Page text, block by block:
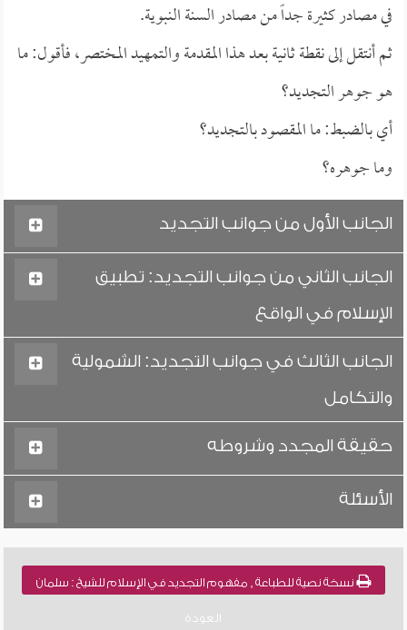
في مصادر كثيرة جداً من مصادر السنة النبوية.
ثم أنتقل إلى نقطة ثانية بعد هذا المقدمة والتمهيد المختصر، فأقول: ما
هو جوهر التجديد؟
أي بالضبط: ما المقصود بالتجديد؟
وما جوهره؟
الجانب الأول من جوانب التجديد
الجانب الثاني من جوانب التجديد: تطبيق
الإسلام في الواقع
الجانب الثالث في جوانب التجديد: الشمولية
والتكامل
حقيقة المجدد وشروطه
الأسئلة
نسخة نصية للطباعة , مفهوم التجديد في الإسلام للشيخ : سلمان
العودة